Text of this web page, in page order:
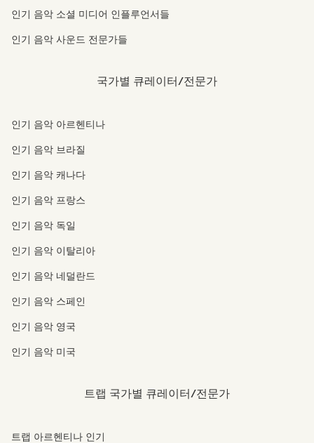
인기 음악 소셜 미디어 인플루언서들
인기 음악 사운드 전문가들
국가별 큐레이터/전문가
인기 음악 아르헨티나
인기 음악 브라질
인기 음악 캐나다
인기 음악 프랑스
인기 음악 독일
인기 음악 이탈리아
인기 음악 네덜란드
인기 음악 스페인
인기 음악 영국
인기 음악 미국
트랩 국가별 큐레이터/전문가
트랩 아르헨티나 인기